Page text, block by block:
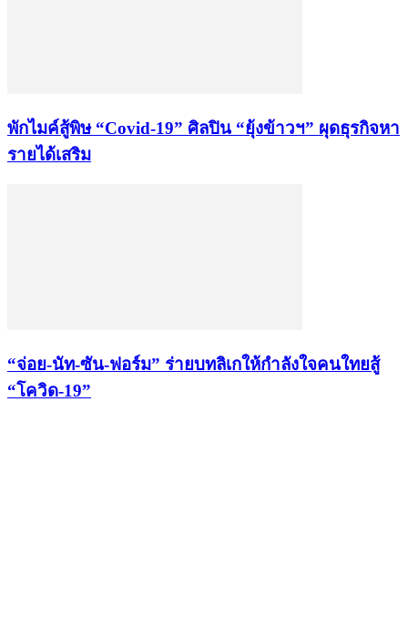
พักไมค์สู้พิษ “Covid-19” ศิลปิน “ยุ้งข้าวฯ” ผุดธุรกิจหา
รายได้เสริม
“จ่อย-นัท-ซัน-ฟอร์ม” ร่ายบทลิเกให้กำลังใจคนใทยสู้
“โควิด-19”